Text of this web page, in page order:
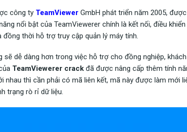
công ty TeamViewer GmbH phát triển năm 2005,
nổi bật của TeamViewerer chính là kết nối, điều
thời hỗ trợ truy cập quản lý máy tính.
sẽ dễ dàng hơn trong việc hỗ trợ cho đồng nghiệp,
TeamViewerer crack đã được nâng cấp thêm tính
thì cần phải có mã liên kết, mã này được làm mới
trạng rò rỉ dữ liệu.